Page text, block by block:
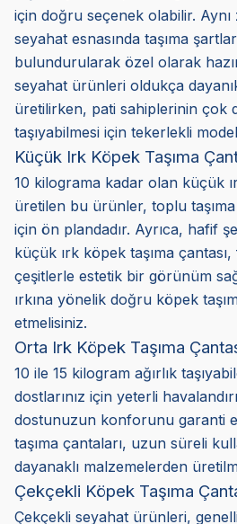
için doğru seçenek olabilir.
seyahat esnasında taşıma
bulundurularak özel olarak
seyahat ürünleri oldukça
üretilirken, pati sahiplerinin çok
taşıyabilmesi için tekerlekli
Küçük Irk Köpek Taşıma
10 kilograma kadar olan küçük
üretilen bu ürünler, toplu
için ön plandadır. Ayrıca, hafif
küçük ırk köpek taşıma
çeşitlerle estetik bir görünüm
ırkına yönelik doğru köpek
etmelisiniz.
Orta Irk Köpek Taşıma
10 ile 15 kilogram ağırlık
dostlarınız için yeterli
dostunuzun konforunu garanti
taşıma çantaları, uzun süreli
dayanaklı malzemelerden
Çekçekli Köpek Taşıma
Çekçekli seyahat ürünleri,